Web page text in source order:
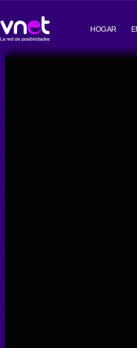
al
contenido
HOGAR